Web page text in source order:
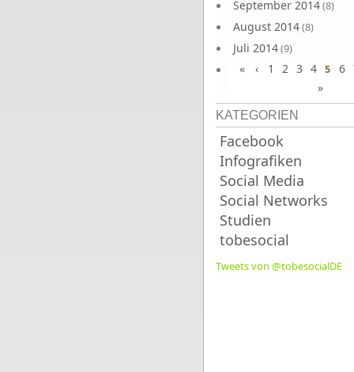
September 2014(8)
August 2014(8)
Juli 2014(9)
Juni 2014(8)
« ‹ 1 2 3 4 5 6
»
KATEGORIEN
Facebook
Infografiken
Social Media
Social Networks
Studien
tobesocial
Tweets von @tobesocialDE